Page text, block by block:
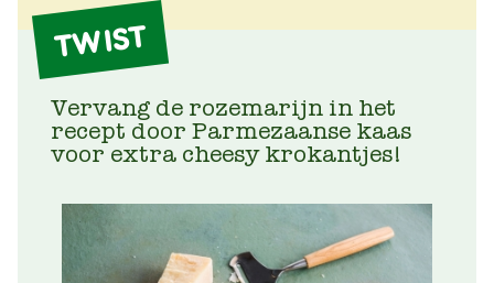
TWIST
Vervang de rozemarijn in het
recept door Parmezaanse kaas
voor extra cheesy krokantjes!